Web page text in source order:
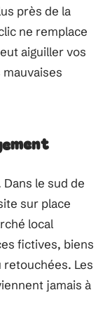
près de la
ne remplace
aiguiller vos
Dans le sud de
sur place
local
fictives, biens
Les
jamais à